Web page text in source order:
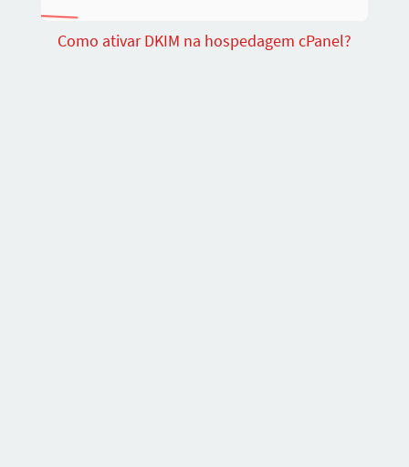
Como ativar DKIM na hospedagem cPanel?